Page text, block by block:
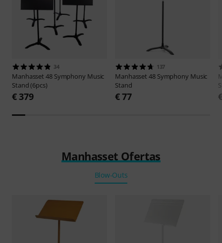
34
Manhasset48 Symphony Music
Stand (6pcs)
€ 379
137
Manhasset48 Symphony Music
Stand
€ 77
Manhasset Ofertas
Blow-Outs